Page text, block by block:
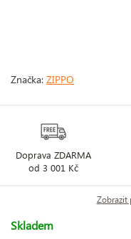
Značka: ZIPPO
Doprava ZDARMA
od 3 001 Kč
Zobrazit
Skladem